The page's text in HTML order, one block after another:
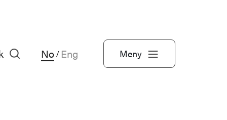
No/ Eng Meny